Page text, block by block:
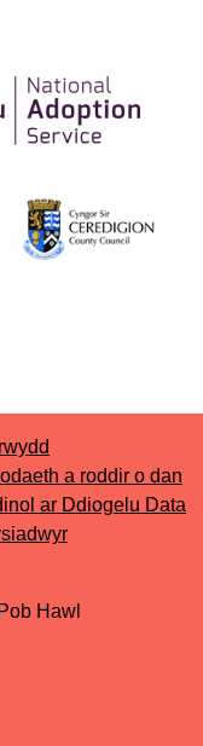
a roddir o dan
ar Ddiogelu Data
Hawl